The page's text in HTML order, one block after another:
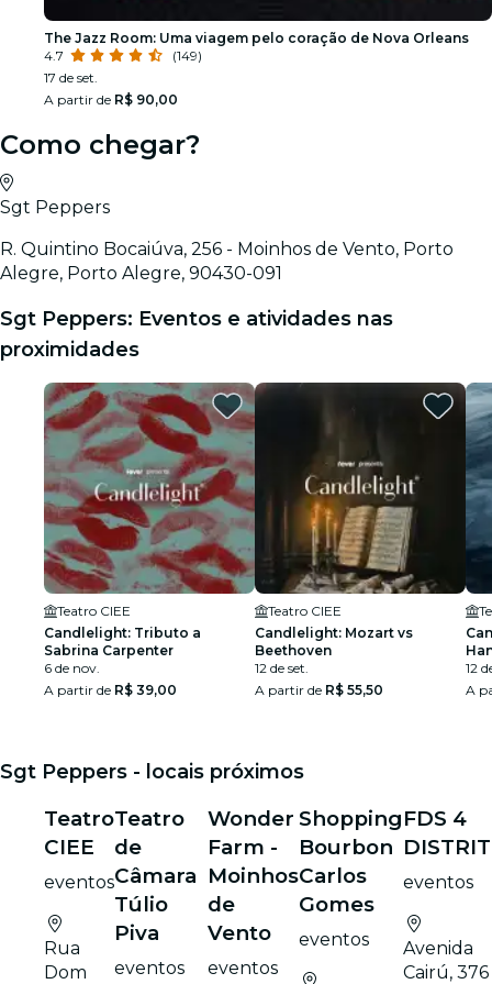
The Jazz Room: Uma viagem pelo coração de Nova Orleans
4.7
(149)
17 de set.
A partir de R$ 90,00
Como chegar?
Sgt Peppers
R. Quintino Bocaiúva, 256 - Moinhos de Vento, Porto
Alegre, Porto Alegre, 90430-091
Sgt Peppers: Eventos e atividades nas
proximidades
Teatro CIEE
Candlelight: Tributo a
Sabrina Carpenter
6 de nov.
A partir de R$ 39,00
Teatro CIEE
Candlelight: Mozart vs
Beethoven
12 de set.
A partir de R$ 55,50
12
A
Sgt Peppers - locais próximos
Teatro
CIEE
eventos
Rua
Dom
Teatro
de
Câmara
Túlio
Piva
eventos
Wonder
Farm -
Moinhos
de
Vento
eventos
Shopping
Bourbon
Carlos
Gomes
eventos
FDS 4
eventos
Avenida
Cairú, 376